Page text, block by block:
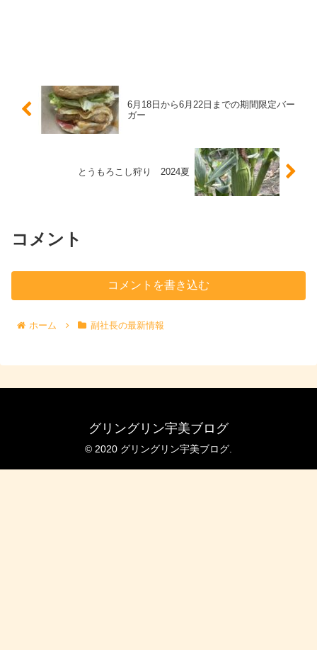
6月18日から6月22日までの期間限定バー
ガー
とうもろこし狩り 2024夏
コメント
コメントを書き込む
ホーム 副社長の最新情報
グリングリン宇美ブログ
© 2020 グリングリン宇美ブログ.